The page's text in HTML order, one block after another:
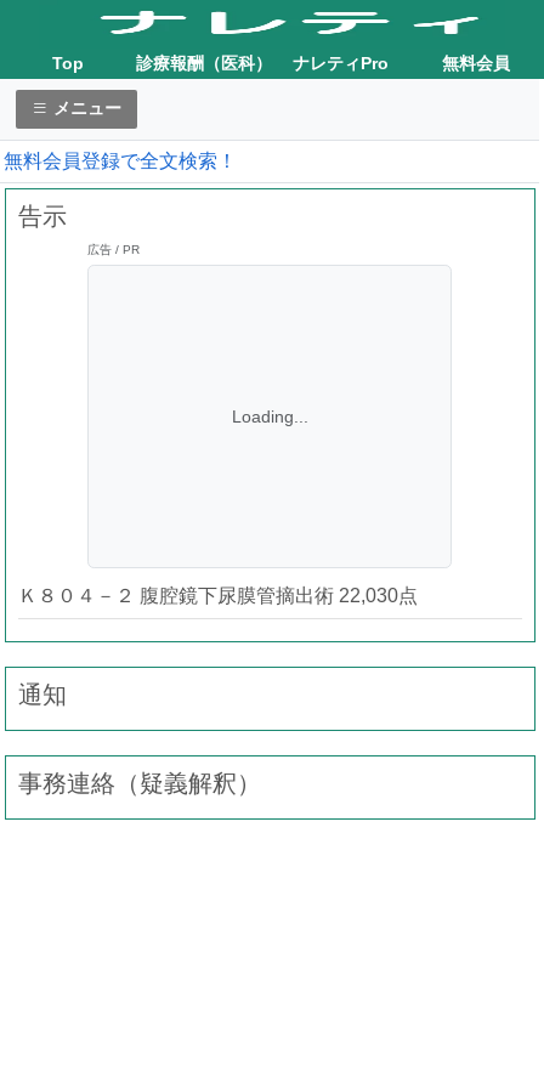
Top 診療報酬（医科） ナレティPro 無料会員
メニュー
無料会員登録で全文検索！
告示
広告 / PR
Loading...
Ｋ８０４－２ 腹腔鏡下尿膜管摘出術 22,030点
通知
事務連絡（疑義解釈）